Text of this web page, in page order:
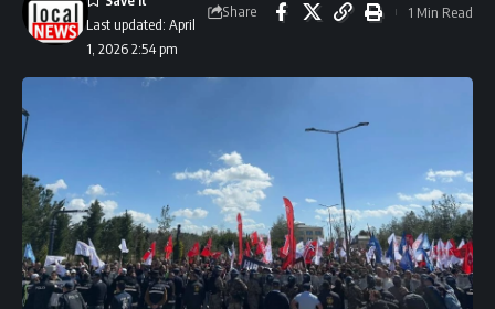
Last updated: April
1, 2026 2:54 pm
Share 1 Min Read